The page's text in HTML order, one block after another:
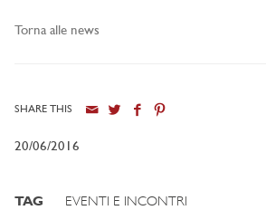
Torna alle news
SHARE THIS
20/06/2016
TAG EVENTI E INCONTRI